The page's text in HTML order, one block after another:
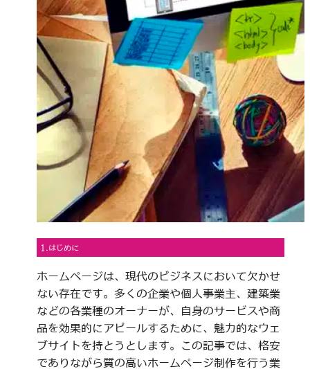
1.はじめに
ホームページは、現代のビジネスにおいて欠かせ
ない存在です。多くの企業や個人事業主、建築業
などの各業種のオーナーが、自身のサービスや商
品を効果的にアピールするために、魅力的なウェ
ブサイトを持とうとします。この記事では、格安
でありながら質の高いホームページ制作を行う業